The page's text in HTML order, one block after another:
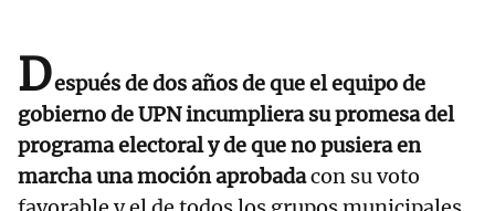
Después de dos años de que el equipo de
gobierno de UPN incumpliera su promesa del
programa electoral y de que no pusiera en
marcha una moción aprobadacon su voto